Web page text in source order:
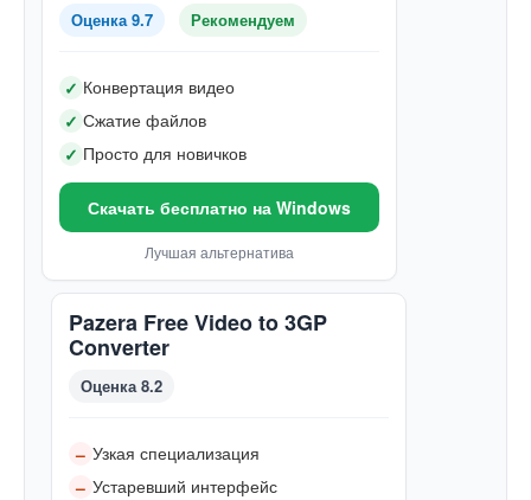
Оценка 9.7 Рекомендуем
✓ Конвертация видео
✓ Сжатие файлов
✓ Просто для новичков
Скачать бесплатно на Windows
Лучшая альтернатива
Pazera Free Video to 3GP
Converter
Оценка 8.2
– Узкая специализация
– Устаревший интерфейс